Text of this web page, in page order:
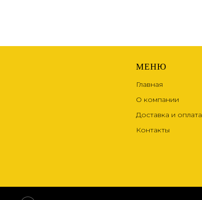
МЕНЮ
Главная
О компании
Доставка и оплата
Контакты